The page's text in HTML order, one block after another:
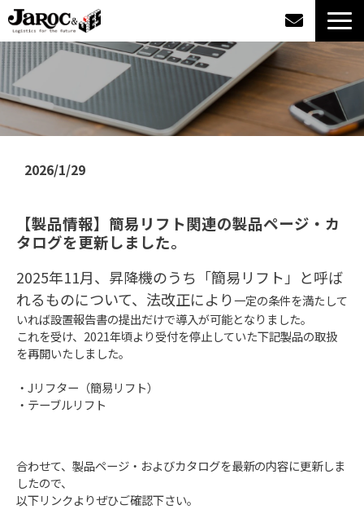
製品情報
導入事例
ジャロックコラム
採用情報
オンラインショップ
2026/1/29
【製品情報】簡易リフト関連の製品ページ・カ
タログを更新しました。
2025年11月、昇降機のうち「簡易リフト」と呼ば
れるものについて、法改正により一定の条件を満たして
いれば設置報告書の提出だけで導入が可能となりました。
これを受け、2021年頃より受付を停止していた下記製品の取扱
を再開いたしました。
・Jリフター（簡易リフト）
・テーブルリフト
合わせて、製品ページ・およびカタログを最新の内容に更新しま
したので、
以下リンクよりぜひご確認下さい。